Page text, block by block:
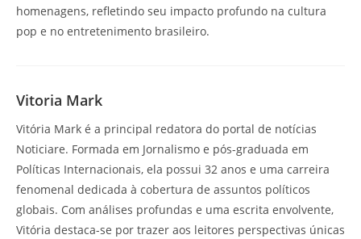
homenagens, refletindo seu impacto profundo na cultura
pop e no entretenimento brasileiro.
Vitoria Mark
Vitória Mark é a principal redatora do portal de notícias
Noticiare. Formada em Jornalismo e pós-graduada em
Políticas Internacionais, ela possui 32 anos e uma carreira
fenomenal dedicada à cobertura de assuntos políticos
globais. Com análises profundas e uma escrita envolvente,
Vitória destaca-se por trazer aos leitores perspectivas únicas